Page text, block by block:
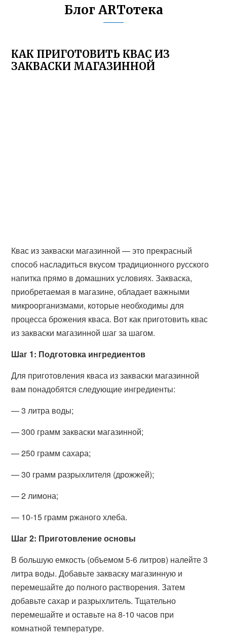
Блог ARTотека
КАК ПРИГОТОВИТЬ КВАС ИЗ
ЗАКВАСКИ МАГАЗИННОЙ
Квас из закваски магазинной — это прекрасный
способ насладиться вкусом традиционного русского
напитка прямо в домашних условиях. Закваска,
приобретаемая в магазине, обладает важными
микроорганизмами, которые необходимы для
процесса брожения кваса. Вот как приготовить квас
из закваски магазинной шаг за шагом.
Шаг 1: Подготовка ингредиентов
Для приготовления кваса из закваски магазинной
вам понадобятся следующие ингредиенты:
— 3 литра воды;
— 300 грамм закваски магазинной;
— 250 грамм сахара;
— 30 грамм разрыхлителя (дрожжей);
— 2 лимона;
— 10-15 грамм ржаного хлеба.
Шаг 2: Приготовление основы
В большую емкость (объемом 5-6 литров) налейте 3
литра воды. Добавьте закваску магазинную и
перемешайте до полного растворения. Затем
добавьте сахар и разрыхлитель. Тщательно
перемешайте и оставьте на 8-10 часов при
комнатной температуре.